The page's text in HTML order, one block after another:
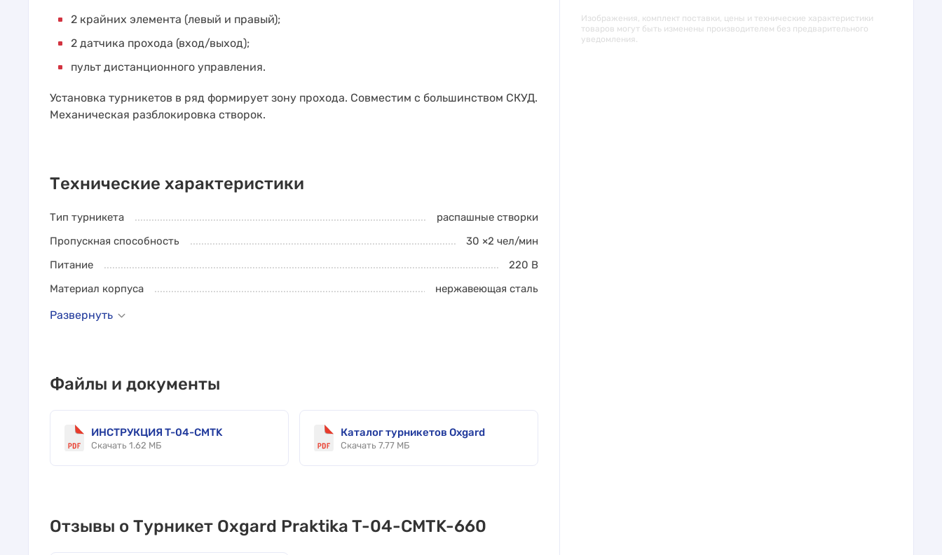
Изображения, комплект поставки, цены и технические характеристики
товаров могут быть изменены производителем без предварительного
уведомления.
2 крайних элемента (левый и правый);
2 датчика прохода (вход/выход);
пульт дистанционного управления.
Установка турникетов в ряд формирует зону прохода. Совместим с большинством СКУД.
Механическая разблокировка створок.
Технические характеристики
Тип турникета
распашные створки
Пропускная способность
30 ×2 чел/мин
Питание
220 В
Материал корпуса
нержавеющая сталь
Развернуть
Файлы и документы
ИНСТРУКЦИЯ T-04-CMTK
Скачать 1.62 МБ
Каталог турникетов Oxgard
Скачать 7.77 МБ
Отзывы о Турникет Oxgard Praktika T-04-CMTK-660